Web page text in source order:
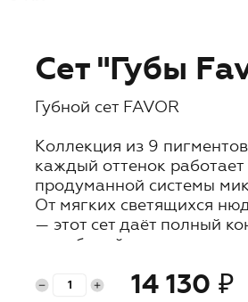
О нас
Продукция
Где купить
Сет "Губы
Губной сет FAVOR
Коллекция из 9
каждый оттенок
продуманной системы
От мягких светящихся
— этот сет даёт полный
и глубиной цвета.
Создавайте деликатные
многослойные оттенки —
14 130 ₽